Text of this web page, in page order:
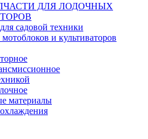
ДЛЯ ЛОДОЧНЫХ
садовой техники
и культиваторов
материалы